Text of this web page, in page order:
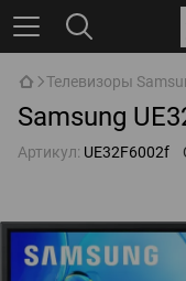
Телевизоры
Samsung
Артикул: UE32F6002f